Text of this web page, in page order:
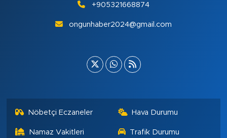
+905321668874
ongunhaber2024@gmail.com
Nöbetçi Eczaneler Hava Durumu
Namaz Vakitleri Trafik Durumu